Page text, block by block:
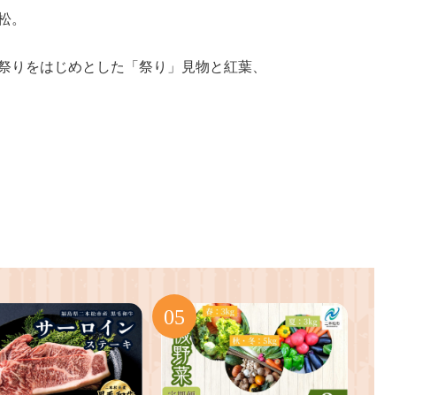
。
をはじめとした「祭り」見物と紅葉、